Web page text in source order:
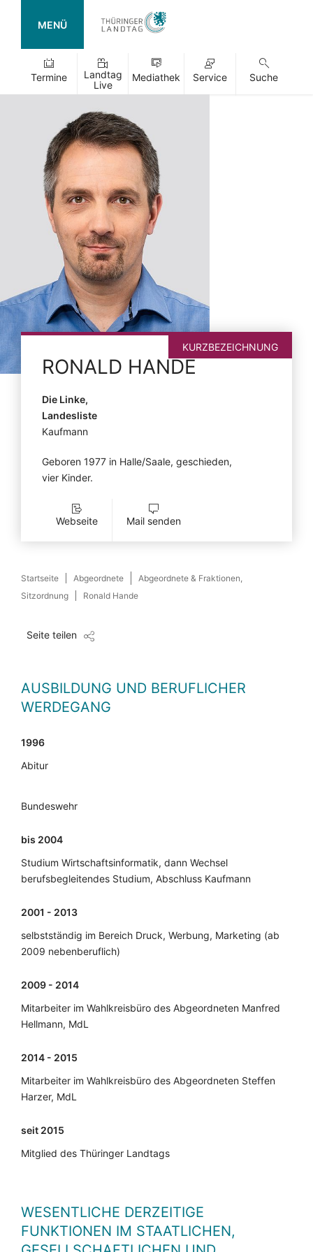
MENÜ
Termine
Landtag
Live
Mediathek Service Suche
KURZBEZEICHNUNG
RONALD HANDE
Die Linke,
Landesliste
Kaufmann
Geboren 1977 in Halle/Saale, geschieden,
vier Kinder.
Webseite Mail senden
Startseite Abgeordnete
Abgeordnete & Fraktionen,
Sitzordnung
Ronald Hande
Seite teilen
AUSBILDUNG UND BERUFLICHER
WERDEGANG
1996
Abitur
Bundeswehr
bis 2004
Studium Wirtschaftsinformatik, dann Wechsel
berufsbegleitendes Studium, Abschluss Kaufmann
2001 - 2013
selbstständig im Bereich Druck, Werbung, Marketing (ab
2009 nebenberuflich)
2009 - 2014
Mitarbeiter im Wahlkreisbüro des Abgeordneten Manfred
Hellmann, MdL
2014 - 2015
Mitarbeiter im Wahlkreisbüro des Abgeordneten Steffen
Harzer, MdL
seit 2015
Mitglied des Thüringer Landtags
WESENTLICHE DERZEITIGE
FUNKTIONEN IM STAATLICHEN,